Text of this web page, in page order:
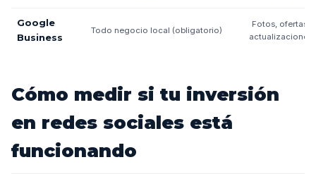
Google
Business
Todo negocio local (obligatorio)
Fotos, ofertas,
actualizaciones
Cómo medir si tu inversión
en redes sociales está
funcionando